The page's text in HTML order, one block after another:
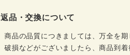
返品・交換について
商品の品質につきましては、万全を
破損などがございましたら、商品到